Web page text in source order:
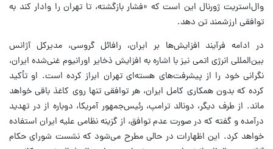
وال‌استریت ژورنال این است که «فشار بازگشته، تا تهران را وادار کند به
توافقی ارزشمند تن دهد.
در ادامه فرآیند افزایش‌ها بر ایران، رافائل گروسی، مدیرکل آژانس
بین‌المللی انرژی اتمی نیز با اشاره به افزایش ذخایر اورانیوم غنی‌شده ایران،
نگرانی خود را از پیشرفت‌های هسته‌ای تهران ابراز کرده است. او تأکید
کرده که بدون همکاری کامل ایران، هر توافقی تنها روی کاغذ باقی خواهد
ماند. از طرف دیگر، دونالد ترامپ، رئیس‌جمهور آمریکا، دوباره از در تهدید
درآمده و گفته که در صورت عدم توافق، از گزینه نظامی علیه ایران استفاده
خواهد کرد. این اظهارات در حالی مطرح می‌شود که نشست شورای حکام